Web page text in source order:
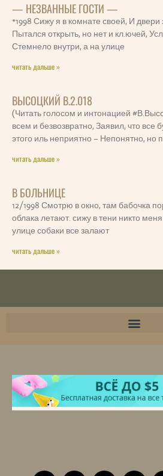
— НЕЗВАННЫЕ ГОСТИ —
*1998 Сижу я в комнате своей, И двери
Пытался открыть, но нет и кл.ючей,
Стемнело внутри, а на улице
читать дальше »
ВЫСОЦКИЙ В.2.018
(Читать голосом и интонацией
всем и безвозвратно, Заявил, что все
этого иль неприятно – Непонятно, но
читать дальше »
В БОЛЬНИЦЕ
12/1998 Смотрю в окно, там бабочка
облака летают. сижу в тени никто
улице собаки все залают
читать дальше »